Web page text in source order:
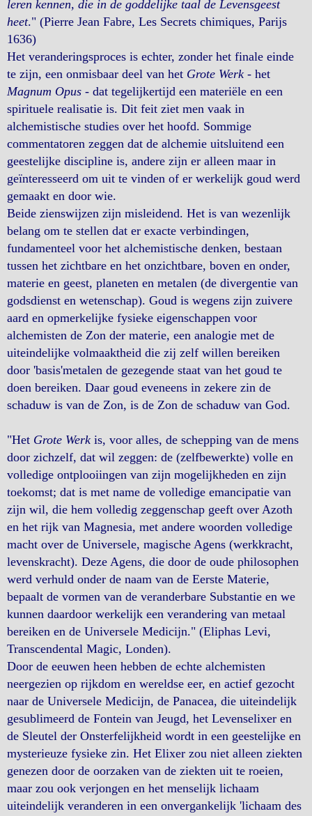
leren kennen, die in de goddelijke taal de Levensgeest
heet." (Pierre Jean Fabre, Les Secrets chimiques, Parijs
1636)
Het veranderingsproces is echter, zonder het finale einde
te zijn, een onmisbaar deel van het Grote Werk - het
Magnum Opus - dat tegelijkertijd een materiële en een
spirituele realisatie is. Dit feit ziet men vaak in
alchemistische studies over het hoofd. Sommige
commentatoren zeggen dat de alchemie uitsluitend een
geestelijke discipline is, andere zijn er alleen maar in
geïnteresseerd om uit te vinden of er werkelijk goud werd
gemaakt en door wie.
Beide zienswijzen zijn misleidend. Het is van wezenlijk
belang om te stellen dat er exacte verbindingen,
fundamenteel voor het alchemistische denken, bestaan
tussen het zichtbare en het onzichtbare, boven en onder,
materie en geest, planeten en metalen (de divergentie van
godsdienst en wetenschap). Goud is wegens zijn zuivere
aard en opmerkelijke fysieke eigenschappen voor
alchemisten de Zon der materie, een analogie met de
uiteindelijke volmaaktheid die zij zelf willen bereiken
door 'basis'metalen de gezegende staat van het goud te
doen bereiken. Daar goud eveneens in zekere zin de
schaduw is van de Zon, is de Zon de schaduw van God.
"Het Grote Werk is, voor alles, de schepping van de mens
door zichzelf, dat wil zeggen: de (zelfbewerkte) volle en
volledige ontplooiingen van zijn mogelijkheden en zijn
toekomst; dat is met name de volledige emancipatie van
zijn wil, die hem volledig zeggenschap geeft over Azoth
en het rijk van Magnesia, met andere woorden volledige
macht over de Universele, magische Agens (werkkracht,
levenskracht). Deze Agens, die door de oude philosophen
werd verhuld onder de naam van de Eerste Materie,
bepaalt de vormen van de veranderbare Substantie en we
kunnen daardoor werkelijk een verandering van metaal
bereiken en de Universele Medicijn." (Eliphas Levi,
Transcendental Magic, Londen).
Door de eeuwen heen hebben de echte alchemisten
neergezien op rijkdom en wereldse eer, en actief gezocht
naar de Universele Medicijn, de Panacea, die uiteindelijk
gesublimeerd de Fontein van Jeugd, het Levenselixer en
de Sleutel der Onsterfelijkheid wordt in een geestelijke en
mysterieuze fysieke zin. Het Elixer zou niet alleen ziekten
genezen door de oorzaken van de ziekten uit te roeien,
maar zou ook verjongen en het menselijk lichaam
uiteindelijk veranderen in een onvergankelijk 'lichaam des